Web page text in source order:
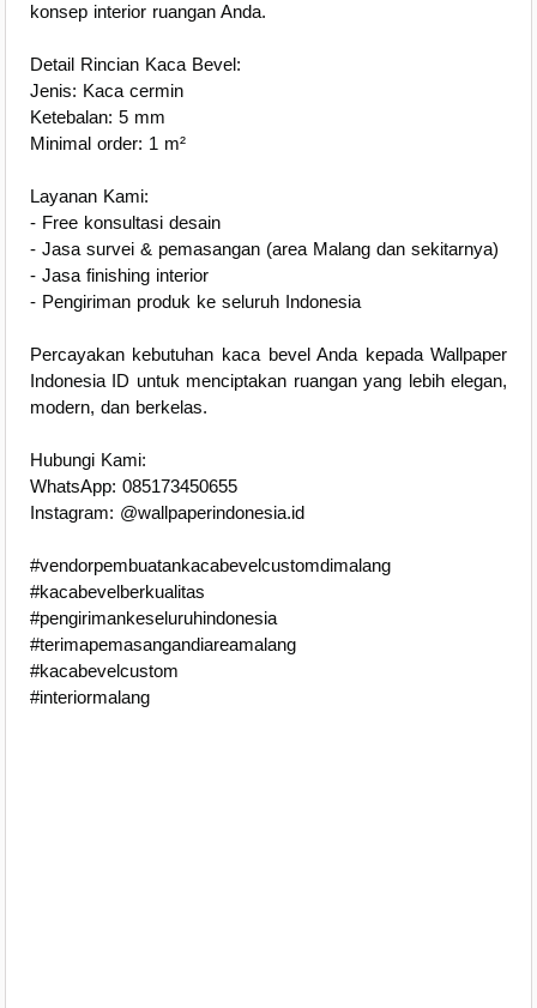
konsep interior ruangan Anda.
Detail Rincian Kaca Bevel:
Jenis: Kaca cermin
Ketebalan: 5 mm
Minimal order: 1 m²
Layanan Kami:
- Free konsultasi desain
- Jasa survei & pemasangan (area Malang dan sekitarnya)
- Jasa finishing interior
- Pengiriman produk ke seluruh Indonesia
Percayakan kebutuhan kaca bevel Anda kepada Wallpaper
Indonesia ID untuk menciptakan ruangan yang lebih elegan,
modern, dan berkelas.
Hubungi Kami:
WhatsApp: 085173450655
Instagram: @wallpaperindonesia.id
#vendorpembuatankacabevelcustomdimalang
#kacabevelberkualitas
#pengirimankeseluruhindonesia
#terimapemasangandiareamalang
#kacabevelcustom
#interiormalang